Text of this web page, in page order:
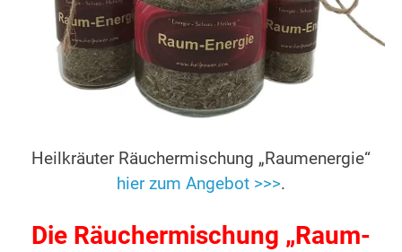
Heilkräuter Räuchermischung „Raumenergie“
hier zum Angebot >>>.
Die Räuchermischung „Raum-